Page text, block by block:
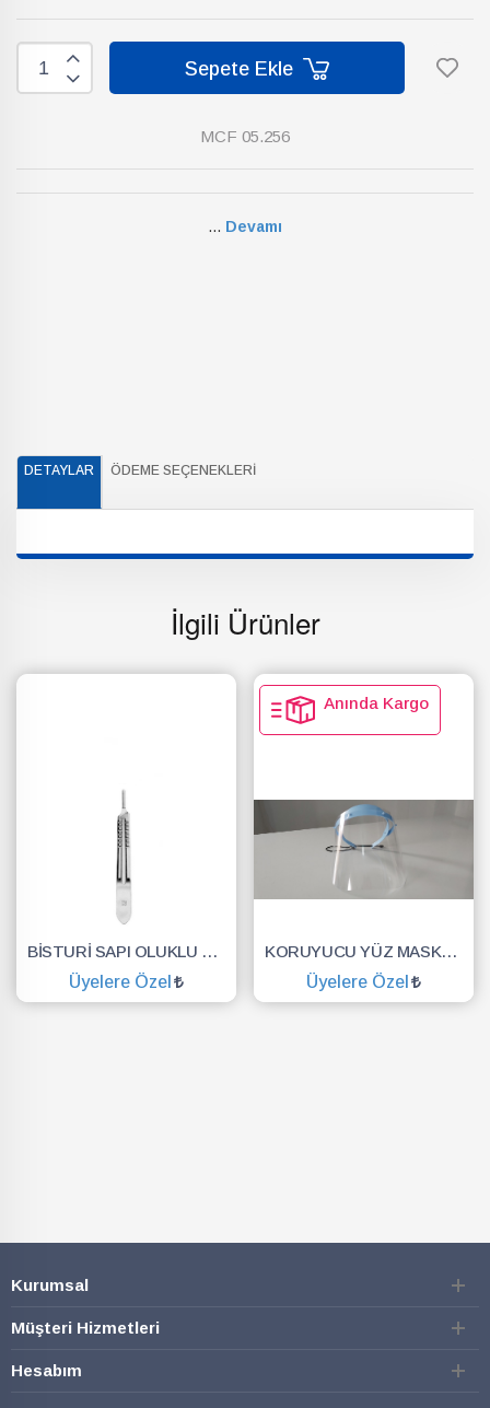
Sepete Ekle
MCF 05.256
... Devamı
DETAYLAR ÖDEME SEÇENEKLERI
İlgili Ürünler
BİSTURİ SAPI OLUKLU NO.3
Üyelere Özel
Anında Kargo
KORUYUCU YÜZ MASKESİ SİPERLİK.YÜZ KALKANI.DENTAL MASKE
Üyelere Özel
Kurumsal
Müşteri Hizmetleri
Hesabım